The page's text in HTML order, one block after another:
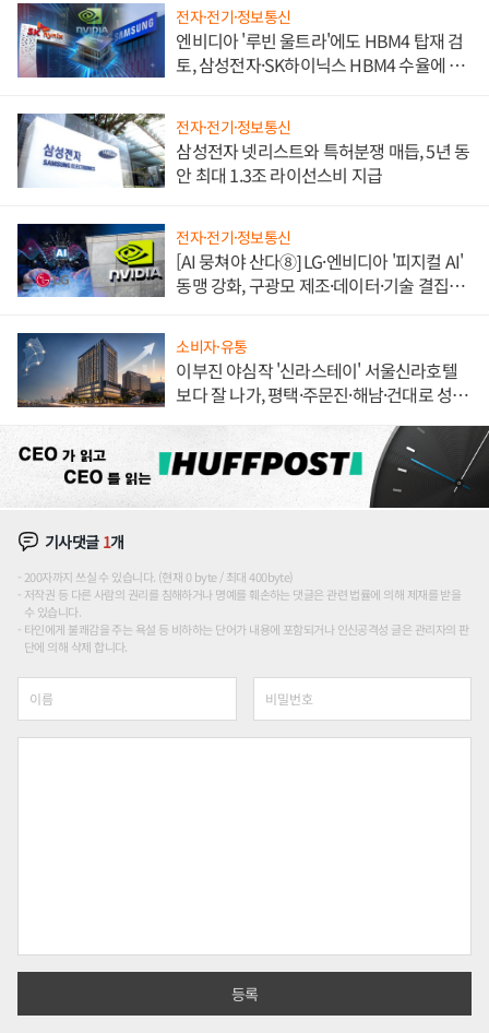
전자·전기·정보통신
엔비디아 '루빈 울트라'에도 HBM4 탑재 검
토, 삼성전자·SK하이닉스 HBM4 수율에 주
전자·전기·정보통신
삼성전자 넷리스트와 특허분쟁 매듭, 5년 동
안 최대 1.3조 라이선스비 지급
전자·전기·정보통신
[AI 뭉쳐야 산다⑧] LG·엔비디아 '피지컬 AI'
동맹 강화, 구광모 제조·데이터·기술 결집
소비자·유통
이부진 야심작 '신라스테이' 서울신라호텔
보다 잘 나가, 평택·주문진·해남·건대로 성
기사댓글 1개
200자까지 쓰실 수 있습니다. (현재 0 byte / 최대 400byte)
저작권 등 다른 사람의 권리를 침해하거나 명예를 훼손하는 댓글은 관련 법률에 의해 제재를 받을
수 있습니다.
타인에게 불쾌감을 주는 욕설 등 비하하는 단어가 내용에 포함되거나 인신공격성 글은 관리자의 판
단에 의해 삭제 합니다.